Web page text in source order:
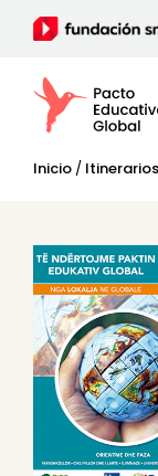
Inicio /